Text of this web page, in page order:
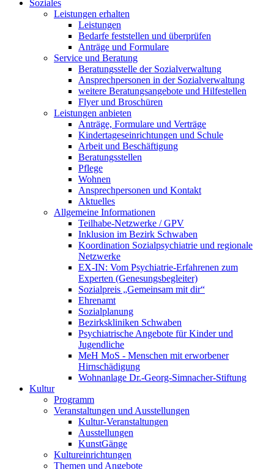
Soziales
Leistungen erhalten
Leistungen
Bedarfe feststellen und überprüfen
Anträge und Formulare
Service und Beratung
Beratungsstelle der Sozialverwaltung
Ansprechpersonen in der Sozialverwaltung
weitere Beratungsangebote und Hilfestellen
Flyer und Broschüren
Leistungen anbieten
Anträge, Formulare und Verträge
Kindertageseinrichtungen und Schule
Arbeit und Beschäftigung
Beratungsstellen
Pflege
Wohnen
Ansprechpersonen und Kontakt
Aktuelles
Allgemeine Informationen
Teilhabe-Netzwerke / GPV
Inklusion im Bezirk Schwaben
Koordination Sozialpsychiatrie und regionale
Netzwerke
EX-IN: Vom Psychiatrie-Erfahrenen zum
Experten (Genesungsbegleiter)
Sozialpreis „Gemeinsam mit dir“
Ehrenamt
Sozialplanung
Bezirkskliniken Schwaben
Psychiatrische Angebote für Kinder und
Jugendliche
MeH MoS - Menschen mit erworbener
Hirnschädigung
Wohnanlage Dr.-Georg-Simnacher-Stiftung
Kultur
Programm
Veranstaltungen und Ausstellungen
Kultur-Veranstaltungen
Ausstellungen
KunstGänge
Kultureinrichtungen
Themen und Angebote